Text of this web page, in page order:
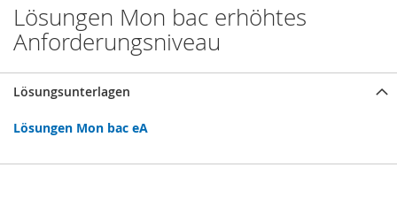
Lösungen Mon bac erhöhtes
Anforderungsniveau
Lösungsunterlagen
Lösungen Mon bac eA